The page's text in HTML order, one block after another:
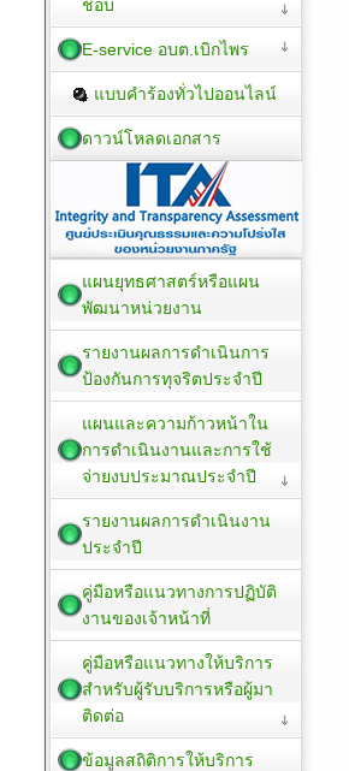
ชอบ
E-service อบต.เบิกไพร
แบบคำร้องทั่วไปออนไลน์
ดาวน์โหลดเอกสาร
แผนยุทธศาสตร์หรือแผน
พัฒนาหน่วยงาน
รายงานผลการดำเนินการ
ป้องกันการทุจริตประจำปี
แผนและความก้าวหน้าใน
การดำเนินงานและการใช้
จ่ายงบประมาณประจำปี
รายงานผลการดำเนินงาน
ประจำปี
คู่มือหรือแนวทางการปฏิบัติ
งานของเจ้าหน้าที่
คู่มือหรือแนวทางให้บริการ
สำหรับผู้รับบริการหรือผู้มา
ติดต่อ
ข้อมูลสถิติการให้บริการ